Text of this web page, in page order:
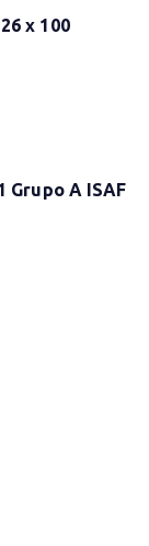
x 100
Grupo A ISAF